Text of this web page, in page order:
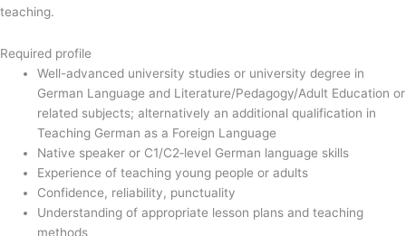
teaching.
Required profile
Well-advanced university studies or university degree in
German Language and Literature/Pedagogy/Adult Education or
related subjects; alternatively an additional qualification in
Teaching German as a Foreign Language
Native speaker or C1/C2‑level German language skills
Experience of teaching young people or adults
Confidence, reliability, punctuality
Understanding of appropriate lesson plans and teaching
methods